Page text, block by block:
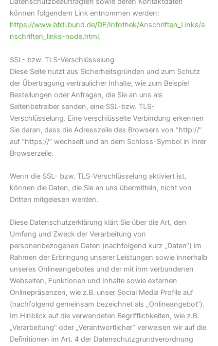
können folgendem Link entnommen werden:
https://www.bfdi.bund.de/DE/Infothek/Anschriften_Links/a
nschriften_links-node.html.
SSL- bzw. TLS-Verschlüsselung
Diese Seite nutzt aus Sicherheitsgründen und zum Schutz
der Übertragung vertraulicher Inhalte, wie zum Beispiel
Bestellungen oder Anfragen, die Sie an uns als
Seitenbetreiber senden, eine SSL-bzw. TLS-
Verschlüsselung. Eine verschlüsselte Verbindung erkennen
Sie daran, dass die Adresszeile des Browsers von “http://”
auf “https://” wechselt und an dem Schloss-Symbol in Ihrer
Browserzeile.
Wenn die SSL- bzw. TLS-Verschlüsselung aktiviert ist,
können die Daten, die Sie an uns übermitteln, nicht von
Dritten mitgelesen werden.
Diese Datenschutzerklärung klärt Sie über die Art, den
Umfang und Zweck der Verarbeitung von
personenbezogenen Daten (nachfolgend kurz „Daten“) im
Rahmen der Erbringung unserer Leistungen sowie innerhalb
unseres Onlineangebotes und der mit ihm verbundenen
Webseiten, Funktionen und Inhalte sowie externen
Onlinepräsenzen, wie z.B. unser Social Media Profile auf
(nachfolgend gemeinsam bezeichnet als „Onlineangebot“).
Im Hinblick auf die verwendeten Begrifflichkeiten, wie z.B.
„Verarbeitung“ oder „Verantwortlicher“ verweisen wir auf die
Definitionen im Art. 4 der Datenschutzgrundverordnung